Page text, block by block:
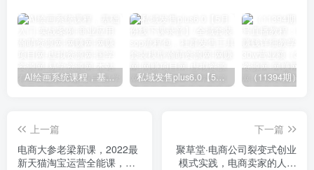
AI绘画系统课程，基础入门-实战案例-商业应用 私域发售plus6.0【5月份线下课录音】/全域套装sop流程包，社群发售工具套装模型
上一篇
电商大参老梁新课，2022最
新天猫淘宝运营全能课，助
下一篇
聚草堂·电商公司裂变式创业
模式实践，电商卖家的人力